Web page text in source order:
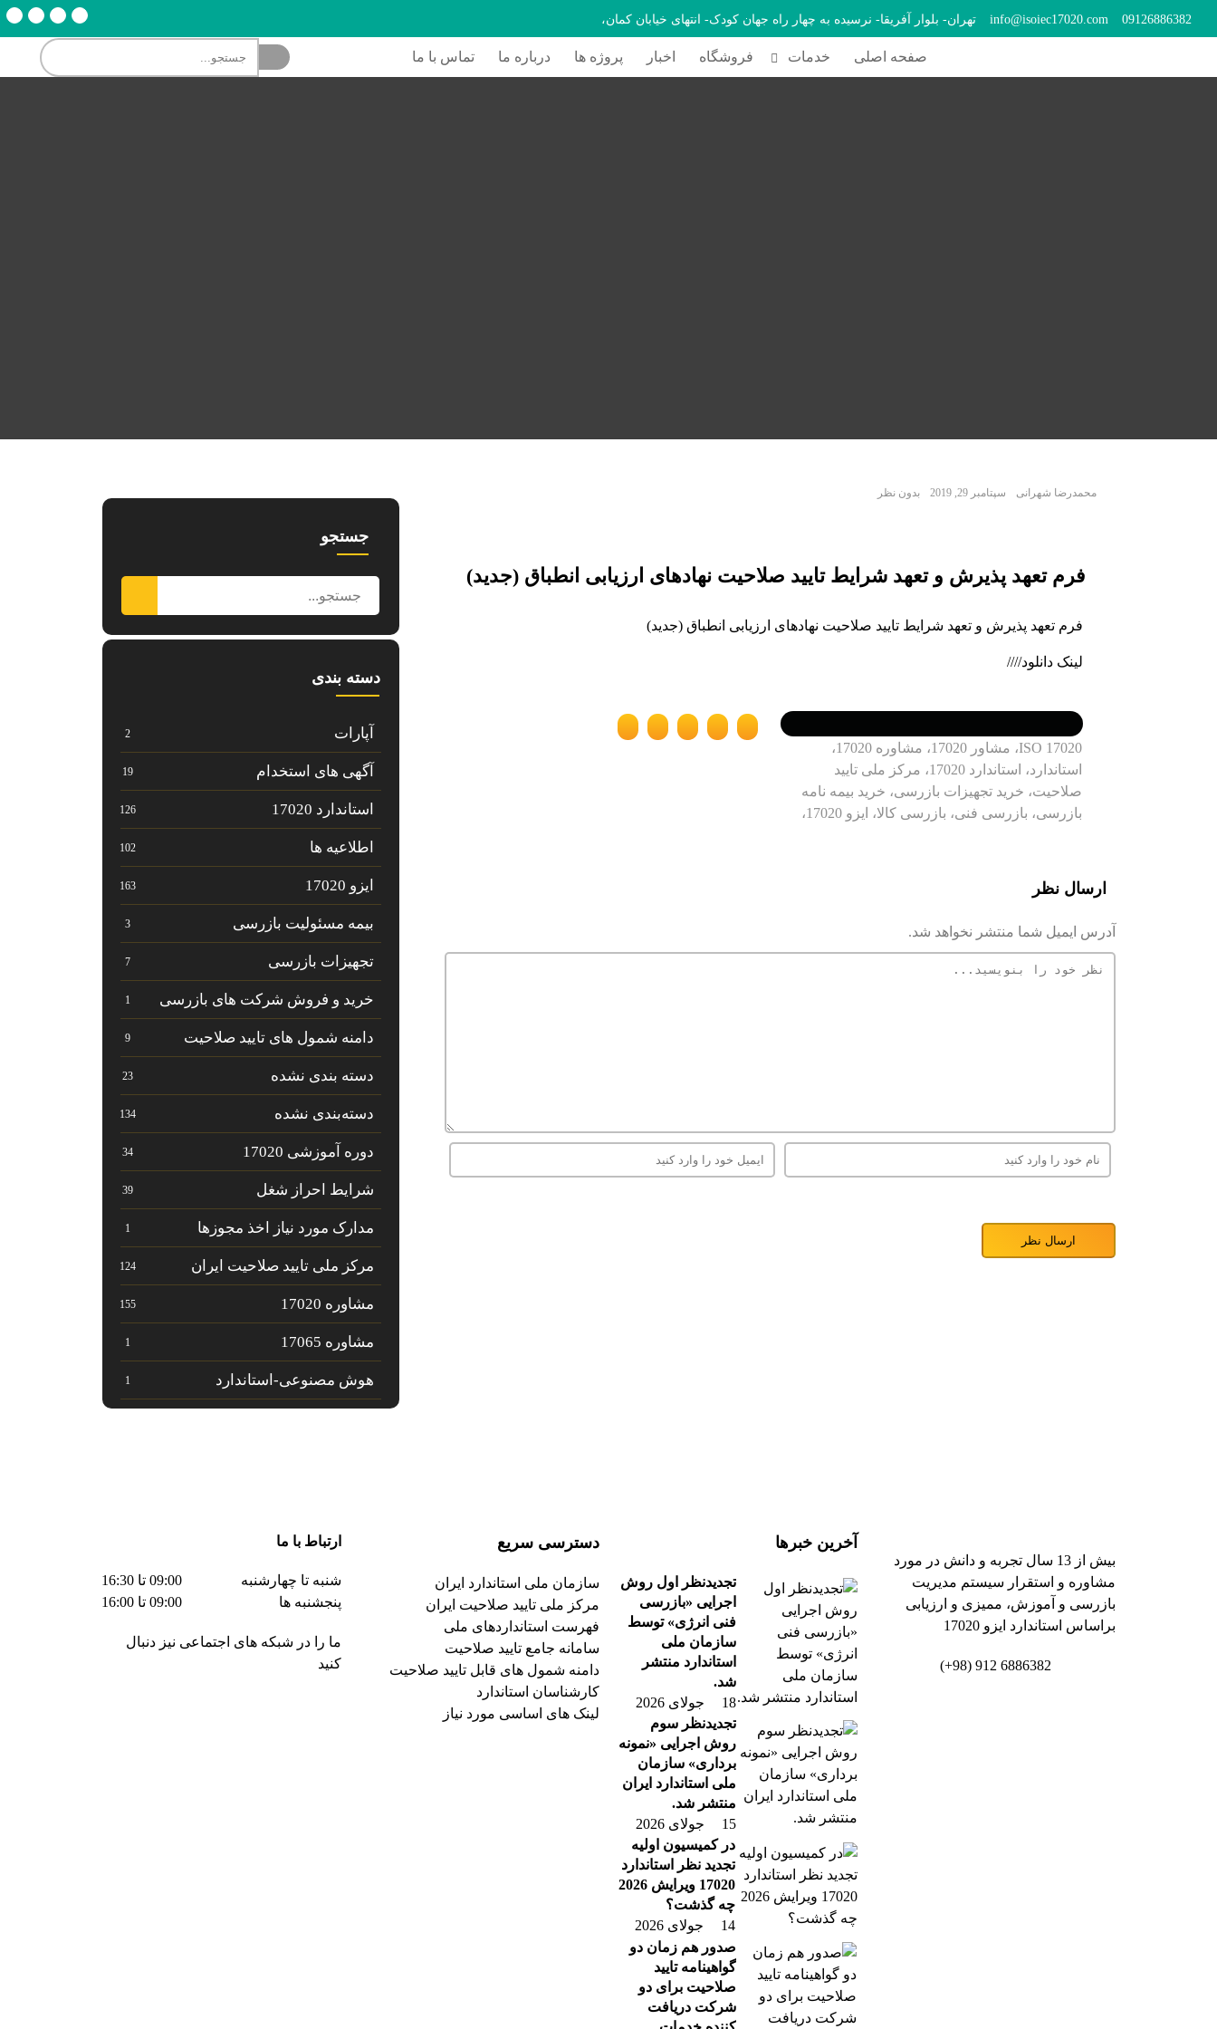
09126886382
info@isoiec17020.com تهران- بلوار آفریقا- نرسیده به چهار راه جهان کودک- انتهای خیابان کمان،
صفحه اصلی خدمات فروشگاه اخبار پروژه ها درباره ما تماس با ما
محمدرضا شهرانی سپتامبر 29, 2019 بدون نظر
فرم تعهد پذیرش و تعهد شرایط تایید صلاحیت نهادهای ارزیابی انطباق (جدید)
فرم تعهد پذیرش و تعهد شرایط تایید صلاحیت نهادهای ارزیابی انطباق (جدید)
لینک دانلود////
ISO 17020، مشاور 17020، مشاوره 17020،
استاندارد، استاندارد 17020، مرکز ملی تایید
صلاحیت، خرید تجهیزات بازرسی، خرید بیمه نامه
بازرسی، بازرسی فنی، بازرسی کالا، ایزو 17020،
ارسال نظر
آدرس ایمیل شما منتشر نخواهد شد.
جستجو
دسته بندی
آپارات 2
آگهی های استخدام 19
استاندارد 17020 126
اطلاعیه ها 102
ایزو 17020 163
بیمه مسئولیت بازرسی 3
تجهیزات بازرسی 7
خرید و فروش شرکت های بازرسی 1
دامنه شمول های تایید صلاحیت 9
دسته بندی نشده 23
دسته‌بندی نشده 134
دوره آموزشی 17020 34
شرایط احراز شغل 39
مدارک مورد نیاز اخذ مجوزها 1
مرکز ملی تایید صلاحیت ایران 124
مشاوره 17020 155
مشاوره 17065 1
هوش مصنوعی-استاندارد 1
بیش از 13 سال تجربه و دانش در مورد
مشاوره و استقرار سیستم مدیریت
بازرسی و آموزش، ممیزی و ارزیابی
براساس استاندارد ایزو 17020
6886382 912 (98+)
آخرین خبرها
تجدیدنظر اول روش
اجرایی «بازرسی
فنی انرژی» توسط
سازمان ملی
استاندارد منتشر
شد.
18 جولای 2026
تجدیدنظر سوم
روش اجرایی «نمونه
برداری» سازمان
ملی استاندارد ایران
منتشر شد.
15 جولای 2026
در کمیسیون اولیه
تجدید نظر استاندارد
17020 ویرایش 2026
چه گذشت؟
14 جولای 2026
صدور هم زمان دو
گواهینامه تایید
صلاحیت برای دو
شرکت دریافت
دسترسی سریع
سازمان ملی استاندارد ایران
مرکز ملی تایید صلاحیت ایران
فهرست استانداردهای ملی
سامانه جامع تایید صلاحیت
دامنه شمول های قابل تایید صلاحیت
کارشناسان استاندارد
لینک های اساسی مورد نیاز
ارتباط با ما
شنبه تا چهارشنبه
09:00 تا 16:30
پنجشنبه ها
09:00 تا 16:00
ما را در شبکه های اجتماعی نیز دنبال
کنید